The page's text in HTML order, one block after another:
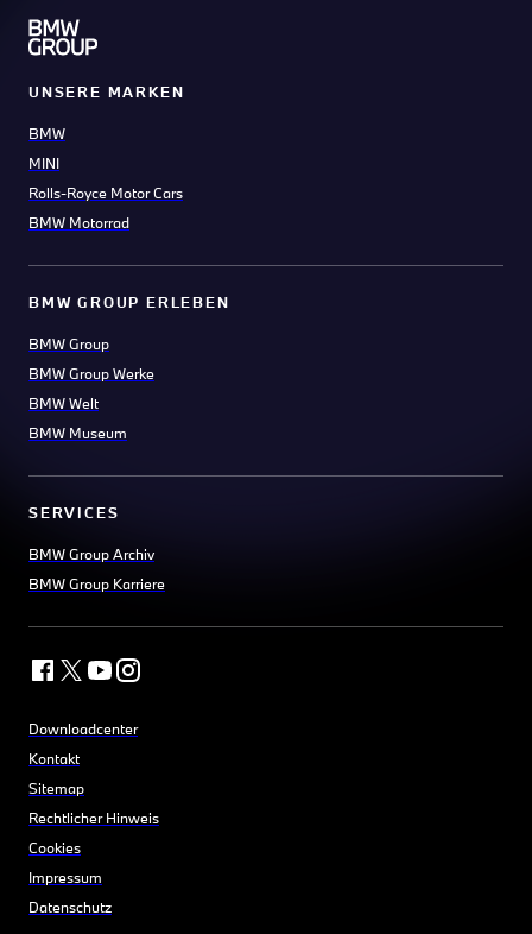
UNSERE MARKEN
BMW
MINI
Rolls-Royce Motor Cars
BMW Motorrad
BMW GROUP ERLEBEN
BMW Group
BMW Group Werke
BMW Welt
BMW Museum
SERVICES
BMW Group Archiv
BMW Group Karriere
Downloadcenter
Kontakt
Sitemap
Rechtlicher Hinweis
Cookies
Impressum
Datenschutz